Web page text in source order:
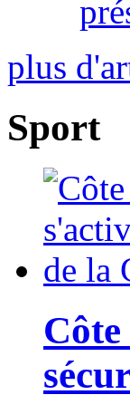
plus
Sport